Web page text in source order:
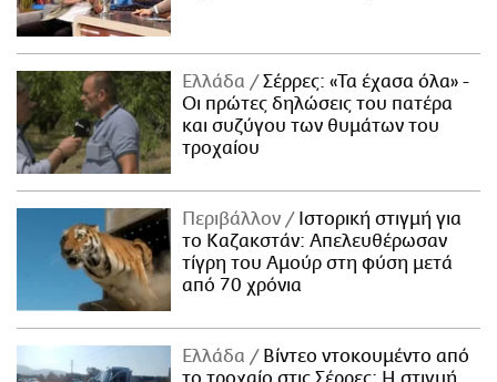
Ελλάδα
Σέρρες: «Τα έχασα όλα» -
Οι πρώτες δηλώσεις του πατέρα
και συζύγου των θυμάτων του
τροχαίου
Περιβάλλον
Ιστορική στιγμή για
το Καζακστάν: Απελευθέρωσαν
τίγρη του Αμούρ στη φύση μετά
από 70 χρόνια
Ελλάδα
Βίντεο ντοκουμέντο από